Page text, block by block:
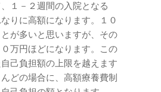
１－２週間の入院となる
りに高額になります。１０
が多いと思いますが、その
万円ほどになります。この
己負担額の上限を越えます
どの場合に、高額療養費制